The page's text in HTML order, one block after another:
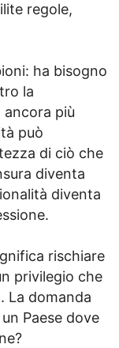
regole,
ha bisogno
la
ancora più
può
di ciò che
diventa
diventa
rischiare
privilegio che
La domanda
Paese dove